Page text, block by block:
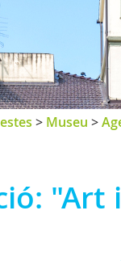
> Museu >
"Art